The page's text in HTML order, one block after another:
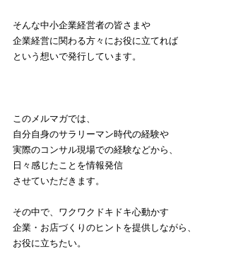
そんな中小企業経営者の皆さまや
企業経営に関わる方々にお役に立てれば
という想いで発行しています。
このメルマガでは、
自分自身のサラリーマン時代の経験や
実際のコンサル現場での経験などから、
日々感じたことを情報発信
させていただきます。
その中で、ワクワクドキドキ心動かす
企業・お店づくりのヒントを提供しながら、
お役に立ちたい。